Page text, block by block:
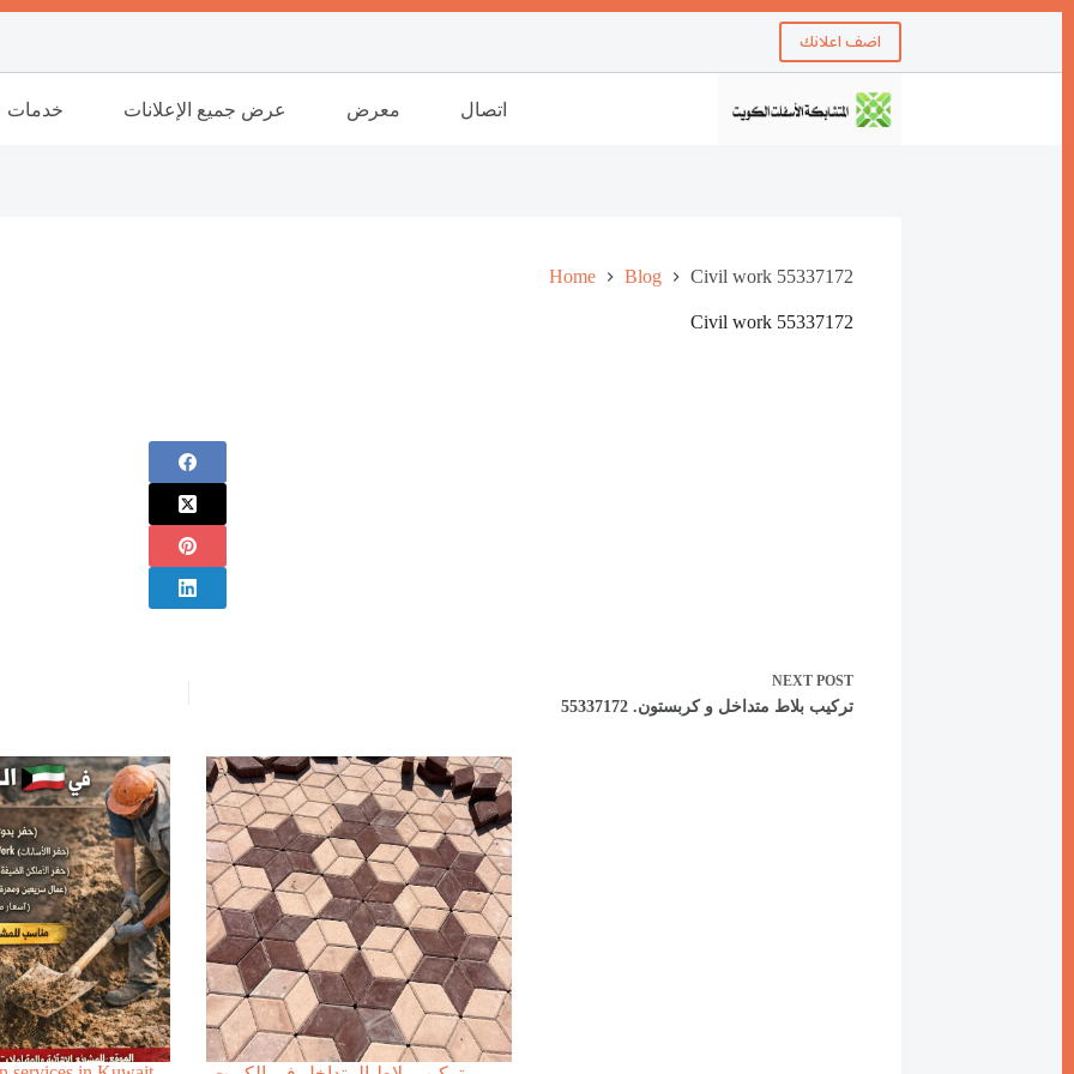
اضف اعلانك
خدمات عرض جميع الإعلانات معرض اتصال
Home Blog Civil work 55337172
Civil work 55337172
NEXT POST
تركيب بلاط متداخل و كربستون. 55337172